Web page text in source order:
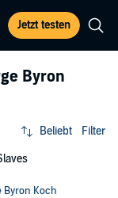
Jetzt testen
Byron
Beliebt Filter
Byron Koch